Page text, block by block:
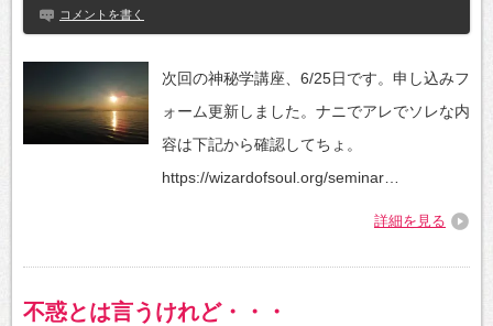
コメントを書く
次回の神秘学講座、6/25日です。申し込みフ
ォーム更新しました。ナニでアレでソレな内
容は下記から確認してちょ。
https://wizardofsoul.org/seminar…
詳細を見る
不惑とは言うけれど・・・